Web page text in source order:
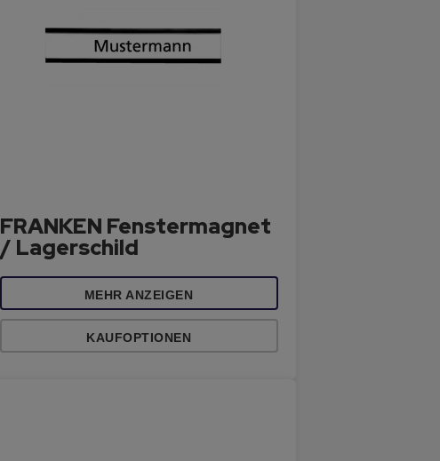
FRANKEN Fenstermagnet
/ Lagerschild
MEHR ANZEIGEN
KAUFOPTIONEN